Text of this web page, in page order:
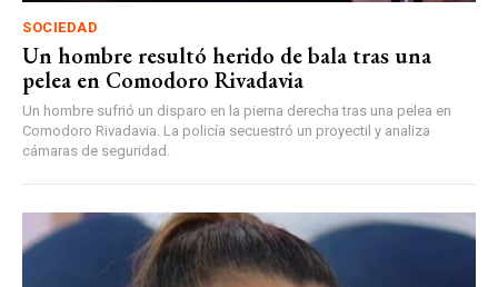
SOCIEDAD
Un hombre resultó herido de bala tras una
pelea en Comodoro Rivadavia
Un hombre sufrió un disparo en la pierna derecha tras una pelea en
Comodoro Rivadavia. La policía secuestró un proyectil y analiza
cámaras de seguridad.